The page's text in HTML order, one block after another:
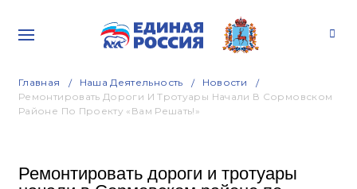
Главная Наша Деятельность
Новости
Ремонтировать Дороги И Тротуары Начали В Сормовском
Районе По Проекту «Вам Решать!»
Ремонтировать дороги и тротуары